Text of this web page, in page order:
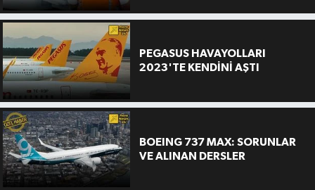
PEGASUS HAVAYOLLARI
2023'TE KENDİNİ AŞTI
BOEING 737 MAX: SORUNLAR
VE ALINAN DERSLER